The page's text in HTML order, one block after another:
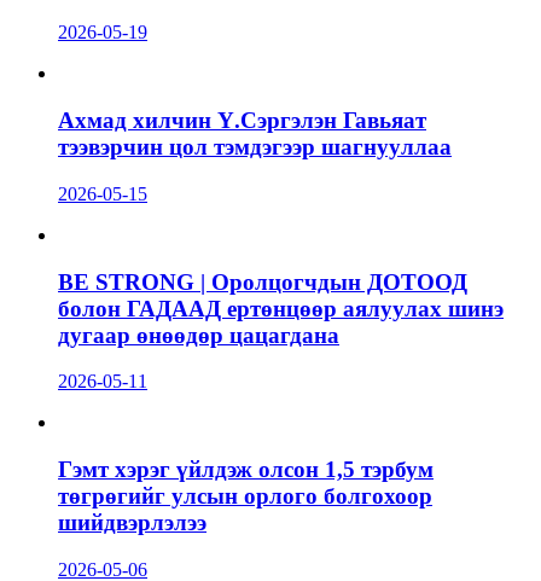
2026-05-19
Ахмад хилчин Ү.Сэргэлэн Гавьяат
тээвэрчин цол тэмдэгээр шагнууллаа
2026-05-15
BE STRONG | Оролцогчдын ДОТООД
болон ГАДААД ертөнцөөр аялуулах шинэ
дугаар өнөөдөр цацагдана
2026-05-11
Гэмт хэрэг үйлдэж олсон 1,5 тэрбум
төгрөгийг улсын орлого болгохоор
шийдвэрлэлээ
2026-05-06